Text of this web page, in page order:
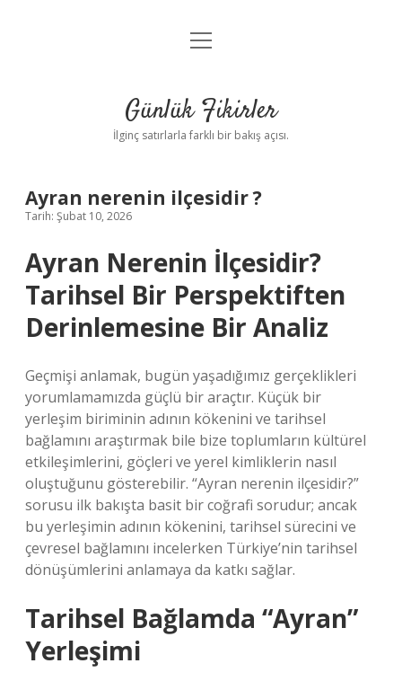
Anasayfa
Yasal Uyarı
menüyü
Günlük Fikirler
İlginç satırlarla farklı bir bakış açısı.
Ayran nerenin ilçesidir ?
Tarih: Şubat 10, 2026
Ayran Nerenin İlçesidir?
Tarihsel Bir Perspektiften
Derinlemesine Bir Analiz
Geçmişi anlamak, bugün yaşadığımız gerçeklikleri
yorumlamamızda güçlü bir araçtır. Küçük bir
yerleşim biriminin adının kökenini ve tarihsel
bağlamını araştırmak bile bize toplumların kültürel
etkileşimlerini, göçleri ve yerel kimliklerin nasıl
oluştuğunu gösterebilir. “Ayran nerenin ilçesidir?”
sorusu ilk bakışta basit bir coğrafi sorudur; ancak
bu yerleşimin adının kökenini, tarihsel sürecini ve
çevresel bağlamını incelerken Türkiye’nin tarihsel
dönüşümlerini anlamaya da katkı sağlar.
Tarihsel Bağlamda “Ayran”
Yerleşimi